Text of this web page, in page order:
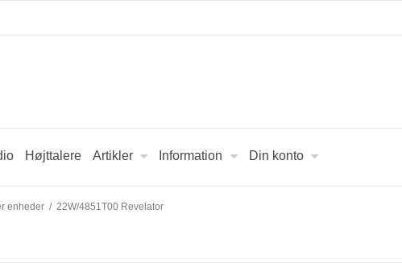
Højttalere Artikler Information Din konto
enheder / 22W/4851T00 Revelator